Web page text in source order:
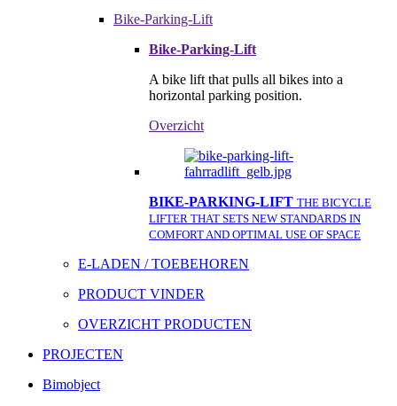
Bike-Parking-Lift
Bike-Parking-Lift
A bike lift that pulls all bikes into a
horizontal parking position.
Overzicht
BIKE-PARKING-LIFT THE BICYCLE
LIFTER THAT SETS NEW STANDARDS IN
COMFORT AND OPTIMAL USE OF SPACE
E-LADEN / TOEBEHOREN
PRODUCT VINDER
OVERZICHT PRODUCTEN
PROJECTEN
Bimobject